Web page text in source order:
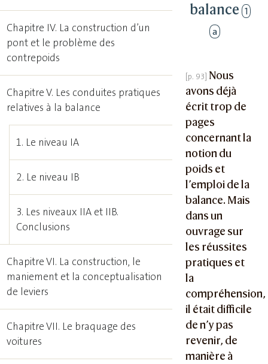
balance 1
a
Nous
avons déjà
écrit trop de
pages
concernant la
notion du
poids et
l’emploi de la
balance. Mais
dans un
ouvrage sur
les réussites
pratiques et
la
compréhension,
il était difficile
de n’y pas
revenir, de
manière à
Chapitre IV. La construction d’un
pont et le problème des
contrepoids
Chapitre V. Les conduites pratiques
relatives à la balance
1. Le niveau IA
2. Le niveau IB
3. Les niveaux IIA et IIB.
Conclusions
Chapitre VI. La construction, le
maniement et la conceptualisation
de leviers
Chapitre VII. Le braquage des
voitures